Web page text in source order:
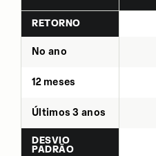
RETORNO
No ano
12 meses
Últimos 3 anos
DESVIO
PADRÃO